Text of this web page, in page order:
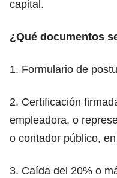
capital.
¿Qué documentos
1. Formulario de
2. Certificación
empleadora, o
o contador público,
3. Caída del 20% o